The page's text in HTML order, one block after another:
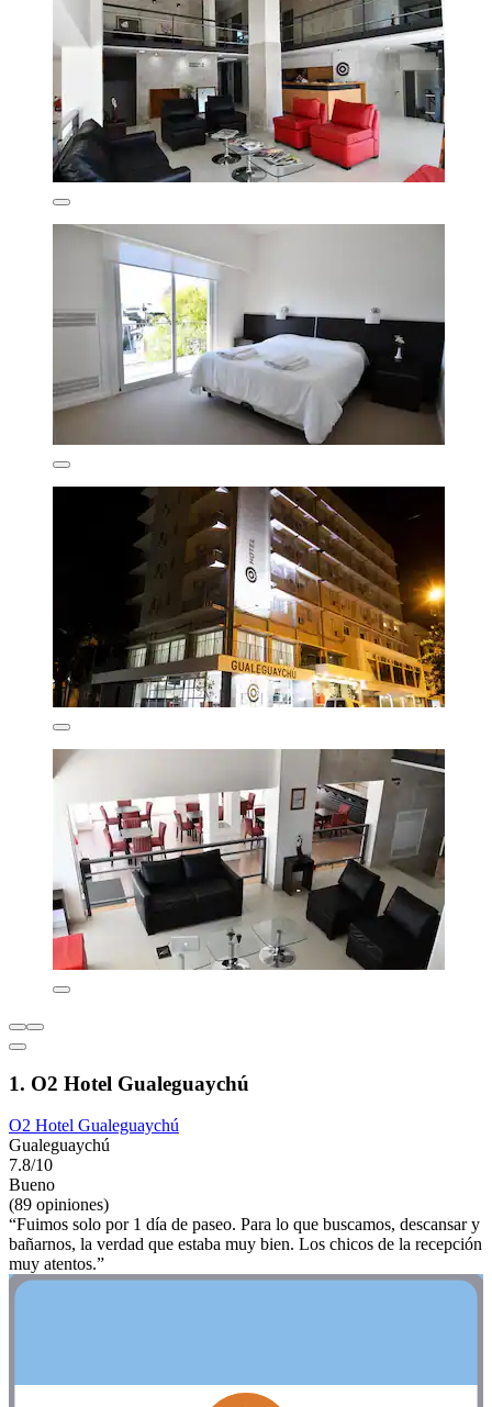
1. O2 Hotel Gualeguaychú
O2 Hotel Gualeguaychú
Gualeguaychú
7.8/10
Bueno
(89 opiniones)
“Fuimos solo por 1 día de paseo. Para lo que buscamos, descansar y
bañarnos, la verdad que estaba muy bien. Los chicos de la recepción
muy atentos.”